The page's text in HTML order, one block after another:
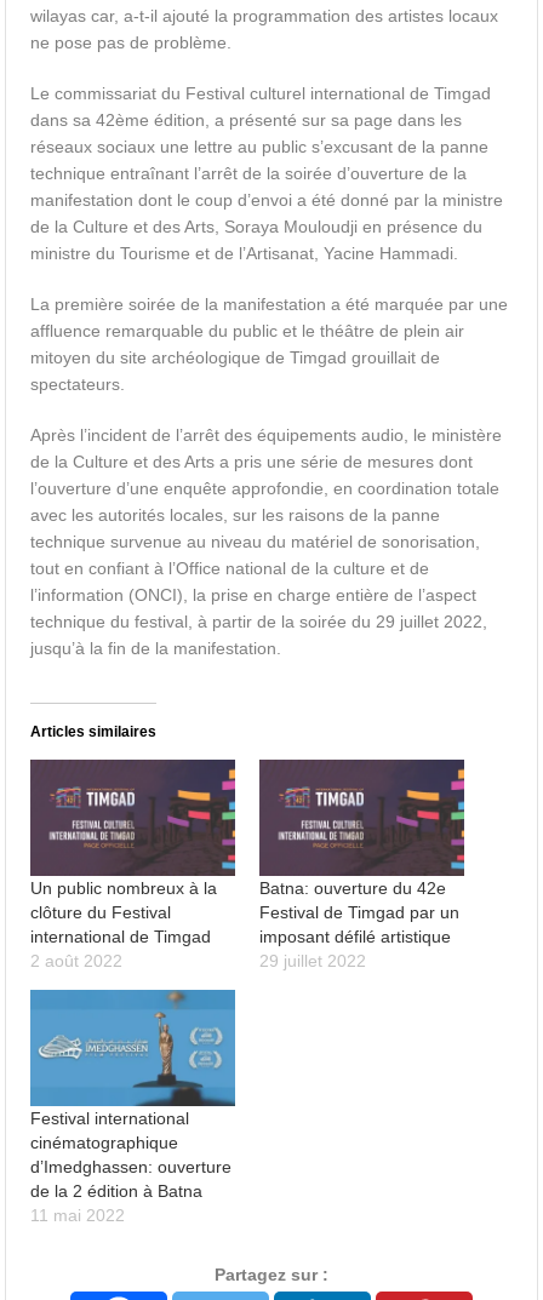
wilayas car, a-t-il ajouté la programmation des artistes locaux
ne pose pas de problème.
Le commissariat du Festival culturel international de Timgad
dans sa 42ème édition, a présenté sur sa page dans les
réseaux sociaux une lettre au public s’excusant de la panne
technique entraînant l’arrêt de la soirée d’ouverture de la
manifestation dont le coup d’envoi a été donné par la ministre
de la Culture et des Arts, Soraya Mouloudji en présence du
ministre du Tourisme et de l’Artisanat, Yacine Hammadi.
La première soirée de la manifestation a été marquée par une
affluence remarquable du public et le théâtre de plein air
mitoyen du site archéologique de Timgad grouillait de
spectateurs.
Après l’incident de l’arrêt des équipements audio, le ministère
de la Culture et des Arts a pris une série de mesures dont
l’ouverture d’une enquête approfondie, en coordination totale
avec les autorités locales, sur les raisons de la panne
technique survenue au niveau du matériel de sonorisation,
tout en confiant à l’Office national de la culture et de
l’information (ONCI), la prise en charge entière de l’aspect
technique du festival, à partir de la soirée du 29 juillet 2022,
jusqu’à la fin de la manifestation.
Articles similaires
Un public nombreux à la
clôture du Festival
international de Timgad
2 août 2022
Batna: ouverture du 42e
Festival de Timgad par un
imposant défilé artistique
29 juillet 2022
Festival international
cinématographique
d’Imedghassen: ouverture
de la 2 édition à Batna
11 mai 2022
Partagez sur :